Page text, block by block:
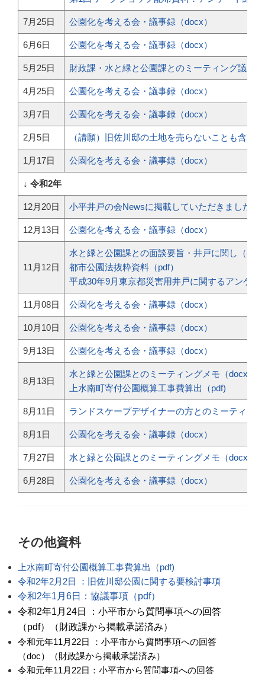
7月25日 公園化を考える会・議事録（docx）
6月6日 公園化を考える会・議事録（docx）
5月25日 財政課・水と緑と公園課とのミーティング議事
4月25日 公園化を考える会・議事録（docx）
3月7日 公園化を考える会・議事録（docx）
2月5日 （請願）旧佐川邸の土地を売らないことも含め
1月17日 公園化を考える会・議事録（docx）
↓ 令和2年
12月20日 小平井戸の会Newsに掲載していただきました
12月13日 公園化を考える会・議事録（docx）
11月12日
水と緑と公園課との面談要旨・井戸に関し（
都市公園法抜粋資料（pdf）
平成30年9月東京都災害用井戸に関するアンケー
11月08日 公園化を考える会・議事録（docx）
10月10日 公園化を考える会・議事録（docx）
9月13日 公園化を考える会・議事録（docx）
8月13日
水と緑と公園課とのミーティングメモ（docx）
上水南町寄付公園概算工事費算出（pdf)
8月11日 ランドスケープデザイナーの方とのミーティン
8月1日 公園化を考える会・議事録（docx）
7月27日 水と緑と公園課とのミーティングメモ（docx）
6月28日 公園化を考える会・議事録（docx）
その他資料
上水南町寄付公園概算工事費算出（pdf)
令和2年2月2日 ：旧佐川邸公園に関する要検討事項
令和2年1月6日：協議事項（pdf）
令和2年1月24日 ：小平市から質問事項への回答
（pdf）（財政課から掲載承諾済み）
令和元年11月22日 ：小平市から質問事項への回答
（doc）（財政課から掲載承諾済み）
令和元年11月22日：小平市から質問事項への回答